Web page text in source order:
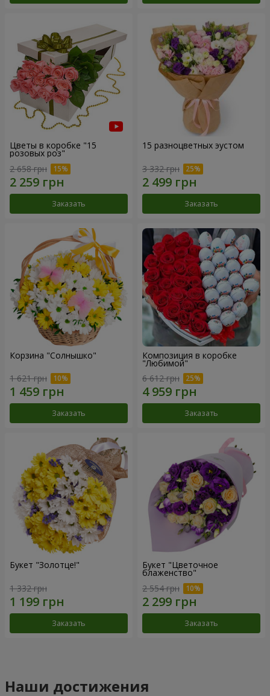
Цветы в коробке "15
розовых роз"
2 658 грн
Заказать
15 разноцветных эустом
3 332 грн
Заказать
Корзина "Солнышко"
1 621 грн
Заказать
Композиция в коробке
"Любимой"
6 612 грн
Заказать
Букет "Золотце!"
1 332 грн
Заказать
Букет "Цветочное
блаженство"
2 554 грн
Заказать
Наши достижения